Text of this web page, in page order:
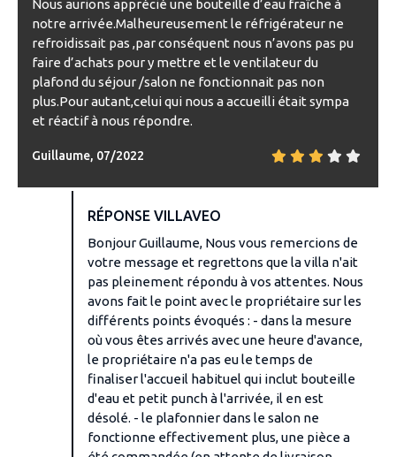
Nous aurions apprécié une bouteille d’eau fraîche à
notre arrivée.Malheureusement le réfrigérateur ne
refroidissait pas ,par conséquent nous n’avons pas pu
faire d’achats pour y mettre et le ventilateur du
plafond du séjour /salon ne fonctionnait pas non
plus.Pour autant,celui qui nous a accueilli était sympa
et réactif à nous répondre.
Guillaume, 07/2022
RÉPONSE VILLAVEO
Bonjour Guillaume, Nous vous remercions de
votre message et regrettons que la villa n'ait
pas pleinement répondu à vos attentes. Nous
avons fait le point avec le propriétaire sur les
différents points évoqués : - dans la mesure
où vous êtes arrivés avec une heure d'avance,
le propriétaire n'a pas eu le temps de
finaliser l'accueil habituel qui inclut bouteille
d'eau et petit punch à l'arrivée, il en est
désolé. - le plafonnier dans le salon ne
fonctionne effectivement plus, une pièce a